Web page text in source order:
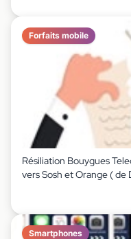
Forfaits mobile
Résiliation Bouygues
vers Sosh et Orange ( de
Smartphones